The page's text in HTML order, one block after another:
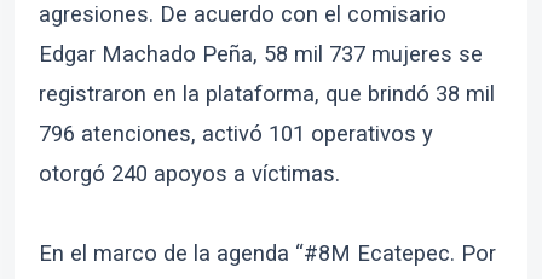
agresiones. De acuerdo con el comisario
Edgar Machado Peña, 58 mil 737 mujeres se
registraron en la plataforma, que brindó 38 mil
796 atenciones, activó 101 operativos y
otorgó 240 apoyos a víctimas.
En el marco de la agenda “#8M Ecatepec. Por